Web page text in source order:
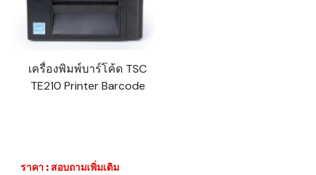
เครื่องพิมพ์บาร์โค้ด TSC
TE210 Printer Barcode
ราคา : สอบถามเพิ่มเติม